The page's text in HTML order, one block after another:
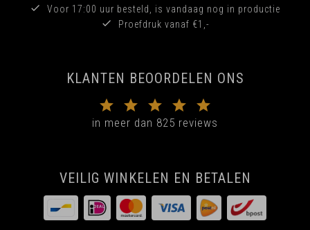
Voor 17:00 uur besteld, is vandaag nog in productie
Proefdruk vanaf €1,-
KLANTEN BEOORDELEN ONS
in meer dan 825 reviews
VEILIG WINKELEN EN BETALEN